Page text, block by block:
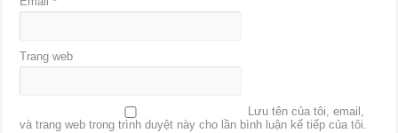
Trang web
Lưu tên của tôi, email,
và trang web trong trình duyệt này cho lần bình luận kế tiếp của tôi.